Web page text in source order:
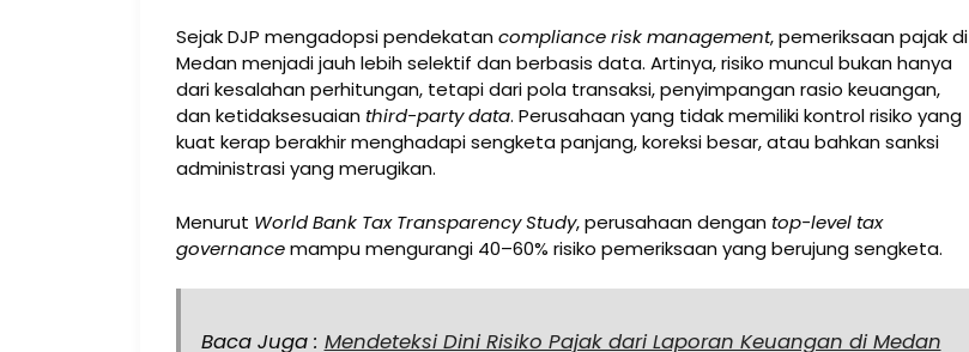
Sejak DJP mengadopsi pendekatancompliance risk management, pemeriksaan pajak di
Medan menjadi jauh lebih selektif dan berbasis data. Artinya, risiko muncul bukan hanya
dari kesalahan perhitungan, tetapi dari pola transaksi, penyimpangan rasio keuangan,
dan ketidaksesuaian third-party data. Perusahaan yang tidak memiliki kontrol risiko yang
kuat kerap berakhir menghadapi sengketa panjang, koreksi besar, atau bahkan sanksi
administrasi yang merugikan.
Menurut World Bank Tax Transparency Study, perusahaan dengan top-level tax
governancemampu mengurangi 40–60% risiko pemeriksaan yang berujung sengketa.
Baca Juga : Mendeteksi Dini Risiko Pajak dari Laporan Keuangan di Medan